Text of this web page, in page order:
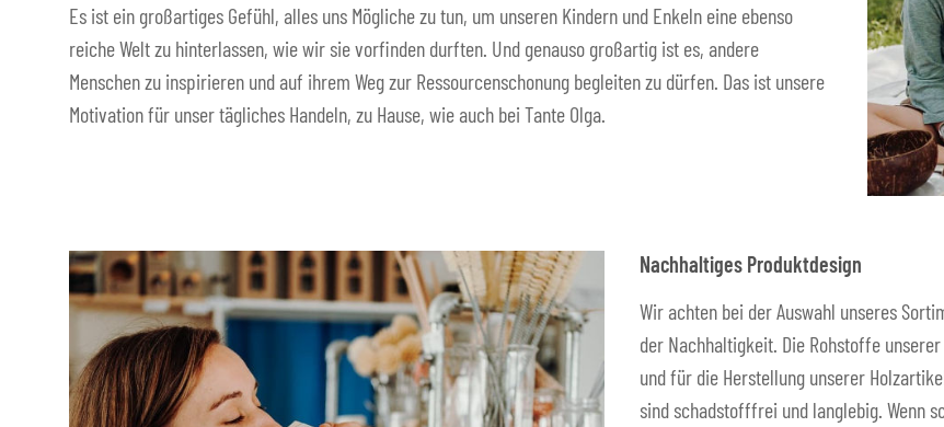
Es ist ein großartiges Gefühl, alles uns Mögliche zu tun, um unseren Kindern und Enkeln eine ebenso
reiche Welt zu hinterlassen, wie wir sie vorfinden durften. Und genauso großartig ist es, andere
Menschen zu inspirieren und auf ihrem Weg zur Ressourcenschonung begleiten zu dürfen. Das ist unsere
Motivation für unser tägliches Handeln, zu Hause, wie auch bei Tante Olga.
Nachhaltiges Produktdesign
Wir achten bei der Auswahl unseres
der Nachhaltigkeit. Die Rohstoffe
und für die Herstellung unserer
sind schadstofffrei und langlebig. Wenn